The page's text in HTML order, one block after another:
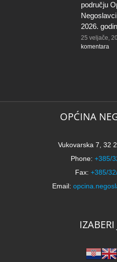
području
2026.
25 veljače,
komentara
OPĆINA
Vukovarska 7, 32
Phone: +385/
Fax: +385/
Email:
IZABERI